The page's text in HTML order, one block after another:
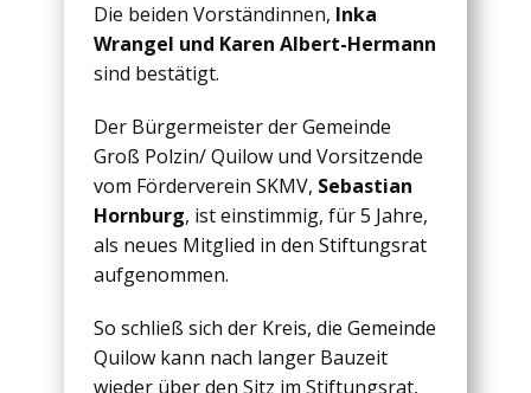
Die beiden Vorständinnen, Inka
Wrangel und Karen Albert-Hermann
sind bestätigt.
Der Bürgermeister der Gemeinde
Groß Polzin/ Quilow und Vorsitzende
vom Förderverein SKMV, Sebastian
Hornburg, ist einstimmig, für 5 Jahre,
als neues Mitglied in den Stiftungsrat
aufgenommen.
So schließ sich der Kreis, die Gemeinde
Quilow kann nach langer Bauzeit
wieder über den Sitz im Stiftungsrat,